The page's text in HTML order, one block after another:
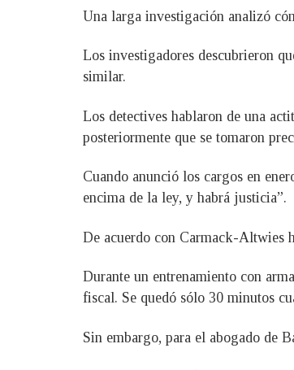
Una larga investigación analizó
Los investigadores descubrieron
similar.
Los detectives hablaron de una
posteriormente que se tomaron
Cuando anunció los cargos en
encima de la ley, y habrá justicia”.
De acuerdo con Carmack-Altwies
Durante un entrenamiento con
fiscal. Se quedó sólo 30 minutos
Sin embargo, para el abogado de